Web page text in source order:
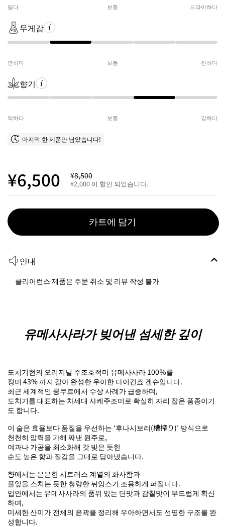
달다 보통 드라이하다
무게감
연하다 보통 진하다
향기
약하다 보통 강하다
마지막 한 제품만 남았습니다!
¥6,500 ¥8,500
¥2,000 이 할인 되었습니다.
카트에 담기
안내
클리어런스 제품은 주문 취소 및 리뷰 작성 불가
유메사사라가 빚어낸 섬세한 깊이
도치기현의 오리지널 주조호적미 유메사사라 100％를
정미 43% 까지 갈아 완성한 우아한 다이긴죠 겐슈입니다.
최근 세계적인 콩쿠르에서 수상 사례가 급증하며,
도치기를 대표하는 차세대 사케주조미로 확실히 자리 잡은 품종이기
도 합니다.
이 술은 효율보다 품질을 우선하는 ‘후나시보리(槽搾り)’ 방식으로
천천히 압력을 가해 짜낸 원주로,
여과나 가공을 최소화해 갓 빚은 듯한
순도 높은 향과 질감을 그대로 담아냈습니다.
향에서는 은은한 시트러스 계열의 화사함과
풀잎을 스치는 듯한 청량한 뉘앙스가 조용하게 퍼집니다.
입안에서는 유메사사라의 품위 있는 단맛과 감칠맛이 부드럽게 확산
하며,
미세한 산미가 전체의 윤곽을 정리해 우아하면서도 선명한 구조를 완
성합니다.